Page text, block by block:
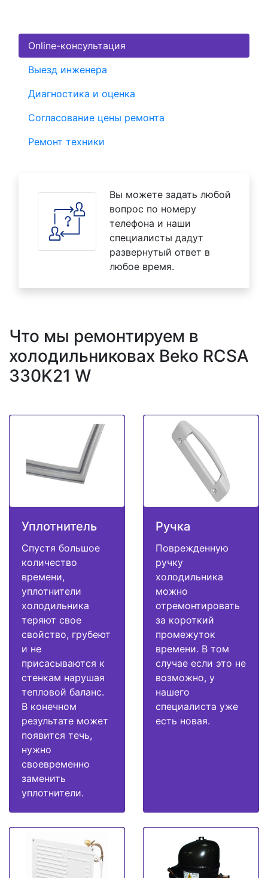
Online-консультация
Выезд инженера
Диагностика и оценка
Согласование цены ремонта
Ремонт техники
Вы можете задать любой
вопрос по номеру
телефона и наши
специалисты дадут
развернутый ответ в
любое время.
Что мы ремонтируем в
холодильниковах Beko RCSA
330K21 W
Уплотнитель
Спустя большое
количество
времени,
уплотнители
холодильника
теряют свое
свойство, грубеют
и не
присасываются к
стенкам нарушая
тепловой баланс.
В конечном
результате может
появится течь,
нужно
своевременно
заменить
уплотнители.
Ручка
Поврежденную
ручку
холодильника
можно
отремонтировать
за короткий
промежуток
времени. В том
случае если это не
возможно, у
нашего
специалиста уже
есть новая.